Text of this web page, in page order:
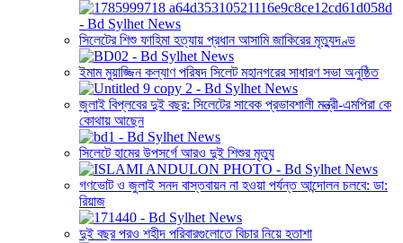
সিলেটের শিশু ফাহিমা হত্যায় প্রধান আসামি জাকিরের মৃত্যুদণ্ড
ইমাম মুয়াজ্জিন কল্যাণ পরিষদ সিলেট মহানগরের সাধারণ সভা অনুষ্ঠিত
জুলাই বিপ্লবের দুই বছর: সিলেটের সাবেক প্রভাবশালী মন্ত্রী-এমপিরা কে
কোথায় আছেন
সিলেটে হামের উপসর্গে আরও দুই শিশুর মৃত্যু
গণভোট ও জুলাই সনদ বাস্তবায়ন না হওয়া পর্যন্ত আন্দোলন চলবে: ডা:
রিয়াজ
দুই বছর পরও শহীদ পরিবারগুলোতে বিচার নিয়ে হতাশা